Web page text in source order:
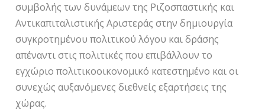
συμβολής των δυνάμεων της Ριζοσπαστικής και
Αντικαπιταλιστικής Αριστεράς στην δημιουργία
συγκροτημένου πολιτικού λόγου και δράσης
απέναντι στις πολιτικές που επιβάλλουν το
εγχώριο πολιτικοοικονομικό κατεστημένο και οι
συνεχώς αυξανόμενες διεθνείς εξαρτήσεις της
χώρας.